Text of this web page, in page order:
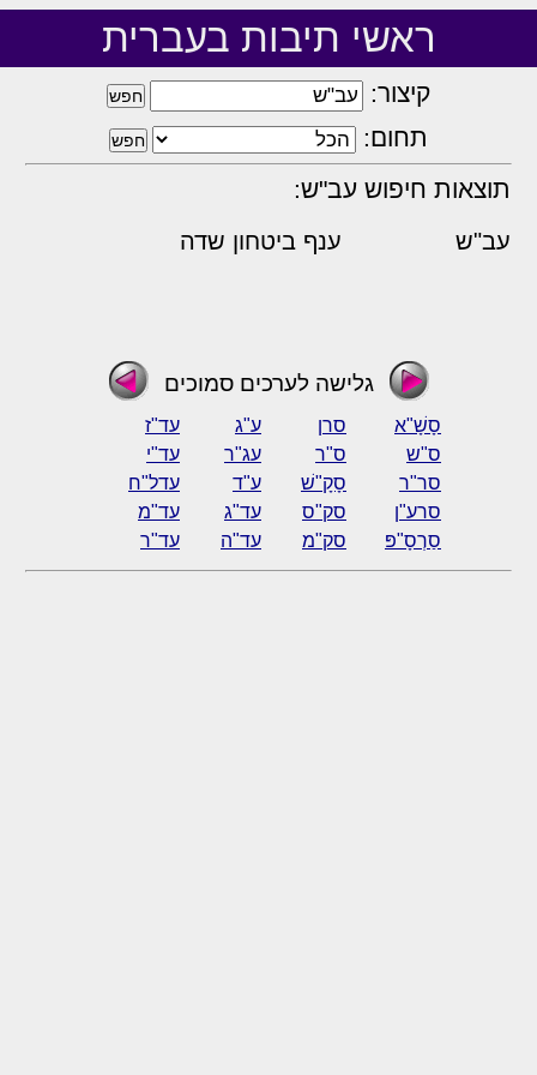
ראשי תיבות בעברית
קיצור:
תחום:
תוצאות חיפוש עב"ש:
עב"ש ענף ביטחון שדה
גלישה לערכים סמוכים
סָשָׁ"א סרן ע"ג
עד"ז
ס"ש
ס"ר עג"ר
עד"י
סר"ר
סָקָ"שׁ ע"ד
עדל"ח
סרע"ן
סק"ס עד"ג
עד"מ
סַרְסָ"פּ
סק"מ עד"ה עד"ר